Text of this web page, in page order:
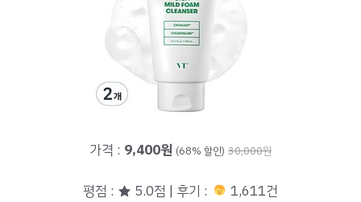
가격 : 9,400원 (68% 할인) 30,000원
평점 : ★ 5.0점 | 후기 : 1,611건